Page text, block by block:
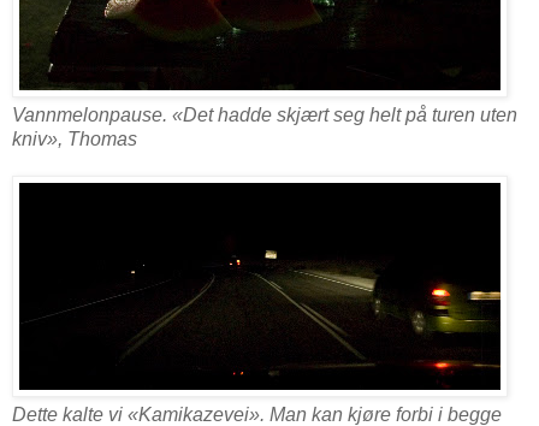
Vannmelonpause. «Det hadde skjært seg helt på turen uten
kniv», Thomas
Dette kalte vi «Kamikazevei». Man kan kjøre forbi i begge